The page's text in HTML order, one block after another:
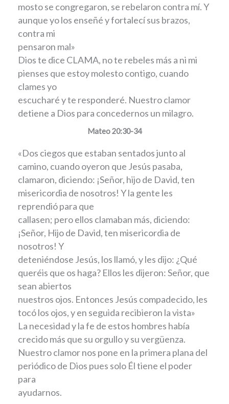
mosto se congregaron, se rebelaron contra mí. Y
aunque yo los enseñé y fortalecí sus brazos,
contra mi
pensaron mal»
Dios te dice CLAMA, no te rebeles más a ni mi
pienses que estoy molesto contigo, cuando
clames yo
escucharé y te responderé. Nuestro clamor
detiene a Dios para concedernos un milagro.
Mateo 20:30-34
«Dos ciegos que estaban sentados junto al
camino, cuando oyeron que Jesús pasaba,
clamaron, diciendo: ¡Señor, hijo de David, ten
misericordia de nosotros! Y la gente les
reprendió para que
callasen; pero ellos clamaban más, diciendo:
¡Señor, Hijo de David, ten misericordia de
nosotros! Y
deteniéndose Jesús, los llamó, y les dijo: ¿Qué
queréis que os haga? Ellos les dijeron: Señor, que
sean abiertos
nuestros ojos. Entonces Jesús compadecido, les
tocó los ojos, y en seguida recibieron la vista»
La necesidad y la fe de estos hombres había
crecido más que su orgullo y su vergüenza.
Nuestro clamor nos pone en la primera plana del
periódico de Dios pues solo Él tiene el poder
para
ayudarnos.